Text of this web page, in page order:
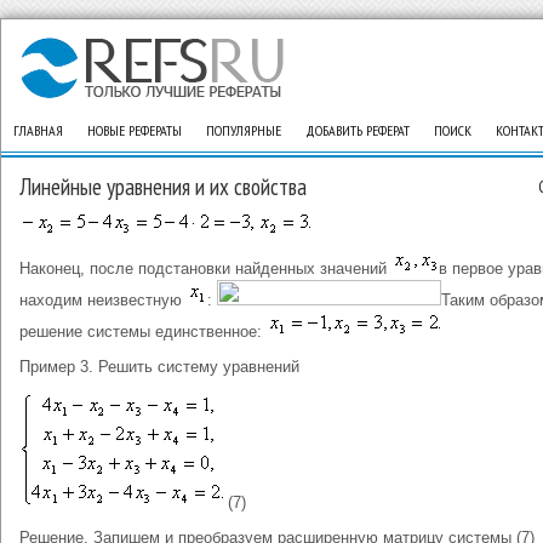
ГЛАВНАЯ НОВЫЕ РЕФЕРАТЫ ПОПУЛЯРНЫЕ ДОБАВИТЬ РЕФЕРАТ ПОИСК
Линейные уравнения и их свойства
Наконец, после подстановки найденных значений
в первое
находим неизвестную
:
Таким
решение системы единственное:
Пример 3. Решить систему уравнений
(7)
Решение. Запишем и преобразуем расширенную матрицу системы (7)